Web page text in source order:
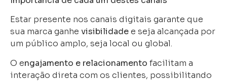
Estar presente nos canais digitais garante que
sua marca ganhe visibilidadee seja alcançada por
um público amplo, seja local ou global.
O engajamento e relacionamento facilitam a
interação direta com os clientes, possibilitando